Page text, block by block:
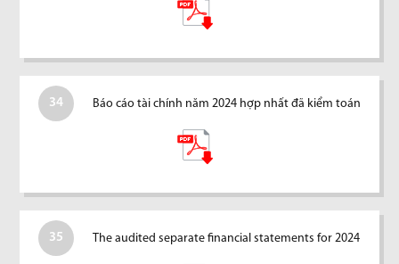
34 Báo cáo tài chính năm 2024 hợp nhất đã kiểm toán
35 The audited separate financial statements for 2024